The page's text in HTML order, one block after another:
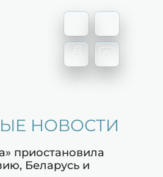
НОВОСТИ
приостановила
Беларусь и